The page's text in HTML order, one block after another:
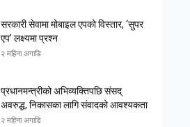
सरकारी सेवामा मोबाइल एपको विस्तार, ‘सुपर
एप’ लक्ष्यमा प्रश्न
२ महिना अगाडि
प्रधानमन्त्रीको अभिव्यक्तिपछि संसद्
अवरुद्ध, निकासका लागि संवादको आवश्यकता
२ महिना अगाडि